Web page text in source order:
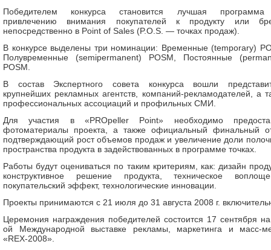
Победителем конкурса становится лучшая
привлечению внимания покупателей к продукту или
непосредственно в Рoint of Sales (P.O.S. — точках продаж).
В конкурсе выделены три номинации: Временные (temporary)
Полувременные (semipermanent) POSM, Постоянные
POSM.
В состав Экспертного совета конкурса вошли
крупнейших рекламных агентств, компаний-рекламодателей, а
профессиональных ассоциаций и профильных СМИ.
Для участия в «PRОpeller Point» необходимо
фотоматериалы проекта, а также официальный финальный
подтверждающий рост объемов продаж и увеличение доли
пространства продукта в задействованных в программе точках.
Работы будут оцениваться по таким критериям, как: дизайн
конструктивное решение продукта, техническое
покупательский эффект, технологические инновации.
Проекты принимаются с 21 июля до 31 августа 2008 г.
Церемония награждения победителей состоится 17 сентября
ой Международной выставке рекламы, маркетинга и масс-
«REX-2008».